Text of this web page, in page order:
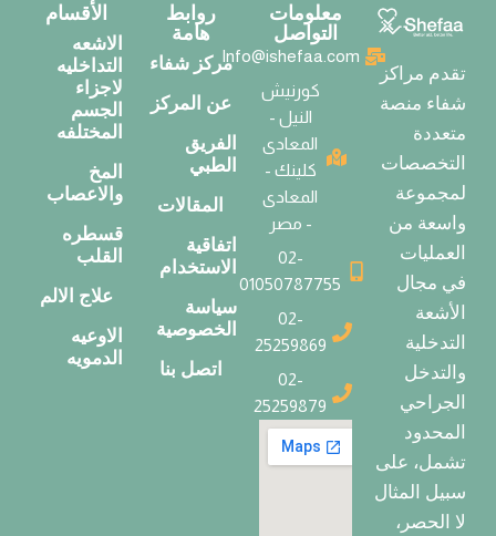
تقدم مراكز
شفاء منصة
متعددة
التخصصات
لمجموعة
واسعة من
العمليات
في مجال
الأشعة
التدخلية
والتدخل
الجراحي
المحدود
تشمل، على
سبيل المثال
لا الحصر،
روابط
هامة
مركز شفاء
عن المركز
الفريق
الطبي
المقالات
اتفاقية
الاستخدام
سياسة
الخصوصية
اتصل بنا
الأقسام
الاشعه
التداخليه
لاجزاء
الجسم
المختلفه
المخ
والاعصاب
قسطره
القلب
علاج الالم
الاوعيه
الدمويه
معلومات
التواصل
Info@ishefaa.com
كورنيش
النيل -
المعادى
كلينك -
المعادى
- مصر
02-
01050787755
02-
25259869
02-
25259879